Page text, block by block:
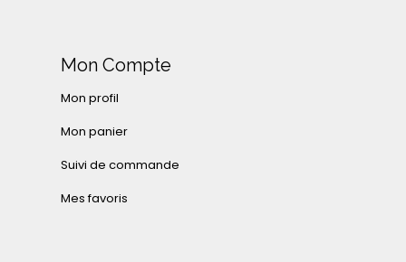
Mon Compte
Mon profil
Mon panier
Suivi de commande
Mes favoris